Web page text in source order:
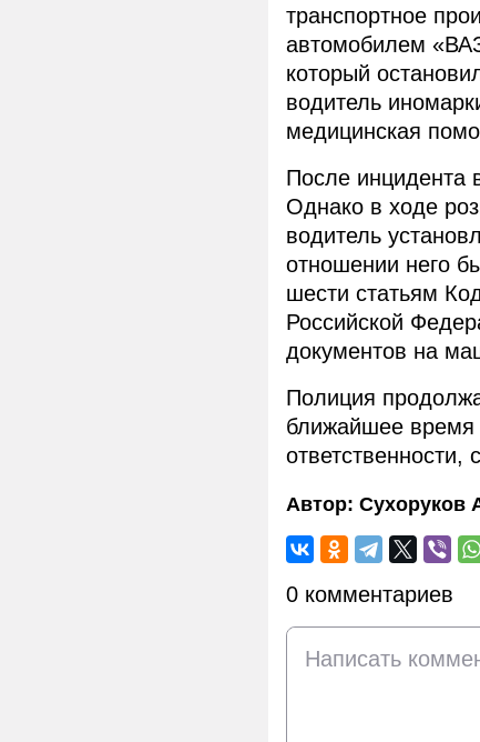
транспортное
автомобилем
который
водитель
медицинская
После инцидента
Однако в ходе
водитель
отношении него
шести статьям
Российской
документов на
Полиция
ближайшее время
Автор: Сухоруков
0 комментариев